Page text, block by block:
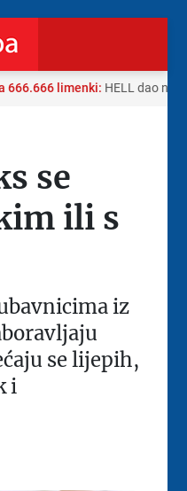
666.666 limenki:HELL dao
se
ili s
iz
se lijepih,
i